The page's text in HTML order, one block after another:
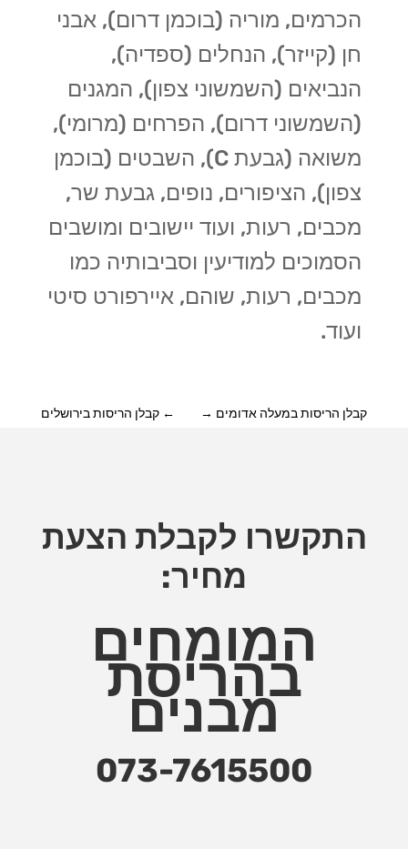
הכרמים, מוריה (בוכמן דרום), אבני
חן (קייזר), הנחלים (ספדיה),
הנביאים (השמשוני צפון), המגנים
(השמשוני דרום), הפרחים (מרומי),
משואה (גבעת C), השבטים (בוכמן
צפון), הציפורים, נופים, גבעת שר,
מכבים, רעות, ועוד יישובים ומושבים
הסמוכים למודיעין וסביבותיה כמו
מכבים, רעות, שוהם, איירפורט סיטי
ועוד.
←קבלן הריסות בירושלים קבלן הריסות במעלה אדומים →
התקשרו לקבלת הצעת
מחיר:
המומחים
בהריסת
מבנים
073-7615500